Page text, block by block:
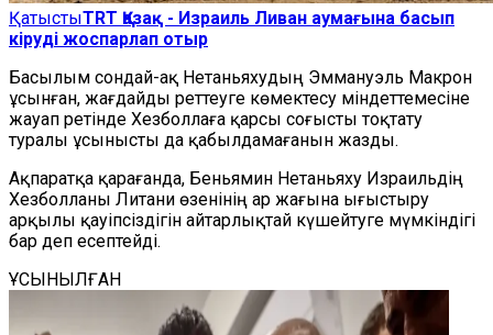
ҚатыстыTRT Қазақ - Израиль Ливан аумағына басып
кіруді жоспарлап отыр
Басылым сондай-ақ Нетаньяхудың Эммануэль Макрон
ұсынған, жағдайды реттеуге көмектесу міндеттемесіне
жауап ретінде Хезболлаға қарсы соғысты тоқтату
туралы ұсынысты да қабылдамағанын жазды.
Ақпаратқа қарағанда, Беньямин Нетаньяху Израильдің
Хезболланы Литани өзенінің ар жағына ығыстыру
арқылы қауіпсіздігін айтарлықтай күшейтуге мүмкіндігі
бар деп есептейді.
ҰСЫНЫЛҒАН